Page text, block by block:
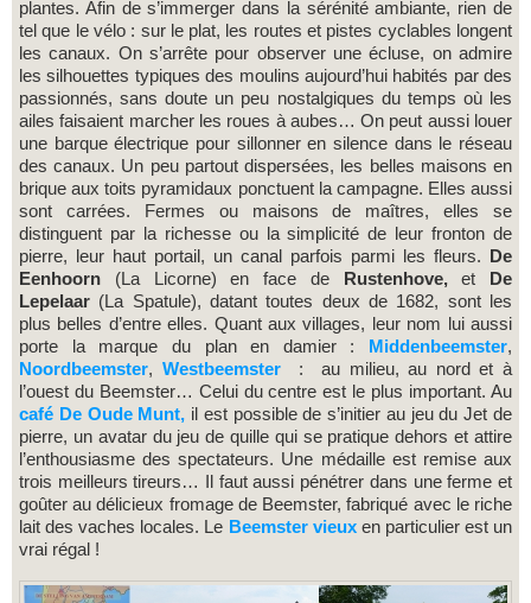
plantes. Afin de s’immerger dans la sérénité ambiante, rien de
tel que le vélo : sur le plat, les routes et pistes cyclables longent
les canaux. On s’arrête pour observer une écluse, on admire
les silhouettes typiques des moulins aujourd’hui habités par des
passionnés, sans doute un peu nostalgiques du temps où les
ailes faisaient marcher les roues à aubes… On peut aussi louer
une barque électrique pour sillonner en silence dans le réseau
des canaux. Un peu partout dispersées, les belles maisons en
brique aux toits pyramidaux ponctuent la campagne. Elles aussi
sont carrées. Fermes ou maisons de maîtres, elles se
distinguent par la richesse ou la simplicité de leur fronton de
pierre, leur haut portail, un canal parfois parmi les fleurs. De
Eenhoorn (La Licorne) en face deRustenhove,et De
Lepelaar (La Spatule), datant toutes deux de 1682, sont les
plus belles d’entre elles. Quant aux villages, leur nom lui aussi
porte la marque du plan en damier : Middenbeemster,
Noordbeemster, Westbeemster: au milieu, au nord et à
l’ouest du Beemster… Celui du centre est le plus important. Au
café De Oude Munt, il est possible de s’initier au jeu du Jet de
pierre, un avatar du jeu de quille qui se pratique dehors et attire
l’enthousiasme des spectateurs. Une médaille est remise aux
trois meilleurs tireurs… Il faut aussi pénétrer dans une ferme et
goûter au délicieux fromage de Beemster, fabriqué avec le riche
lait des vaches locales. Le Beemster vieux en particulier est un
vrai régal !